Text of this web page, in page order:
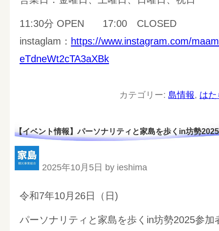
11:30分 OPEN 17:00 CLOSED
instaglam： https://www.instagram.com/
eTdneWt2cTA3aXBk
カテゴリー: 島情報, は
【イベント情報】パーソナリティと家島を歩くin坊勢
2025年10月5日 by ieshima
令和7年10月26日（日)
パーソナリティと家島を歩くin坊勢2025参加